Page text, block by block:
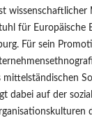
wissenschaftlicher
für Europäische
Für sein
mittelständischen
dabei auf der